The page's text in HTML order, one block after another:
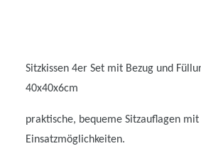
Sitzkissen 4er Set mit Bezug und
40x40x6cm
praktische, bequeme Sitzauflagen
Einsatzmöglichkeiten.